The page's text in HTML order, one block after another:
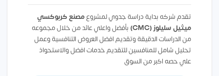
تقدم شركه بداية دراسة جدوي لمشروعمصنع كربوكسي
ميثيل سليلوز (CMC)
بأفضل واعلي عائد من خلال مجموعه
من الدراسات الدقيقة وتقديم افضل العروض التنافسية وعمل
تحليل شامل للمنافسين للتقديم خدمات افضل والاستحواذ
علي حصه اكبر من السوق